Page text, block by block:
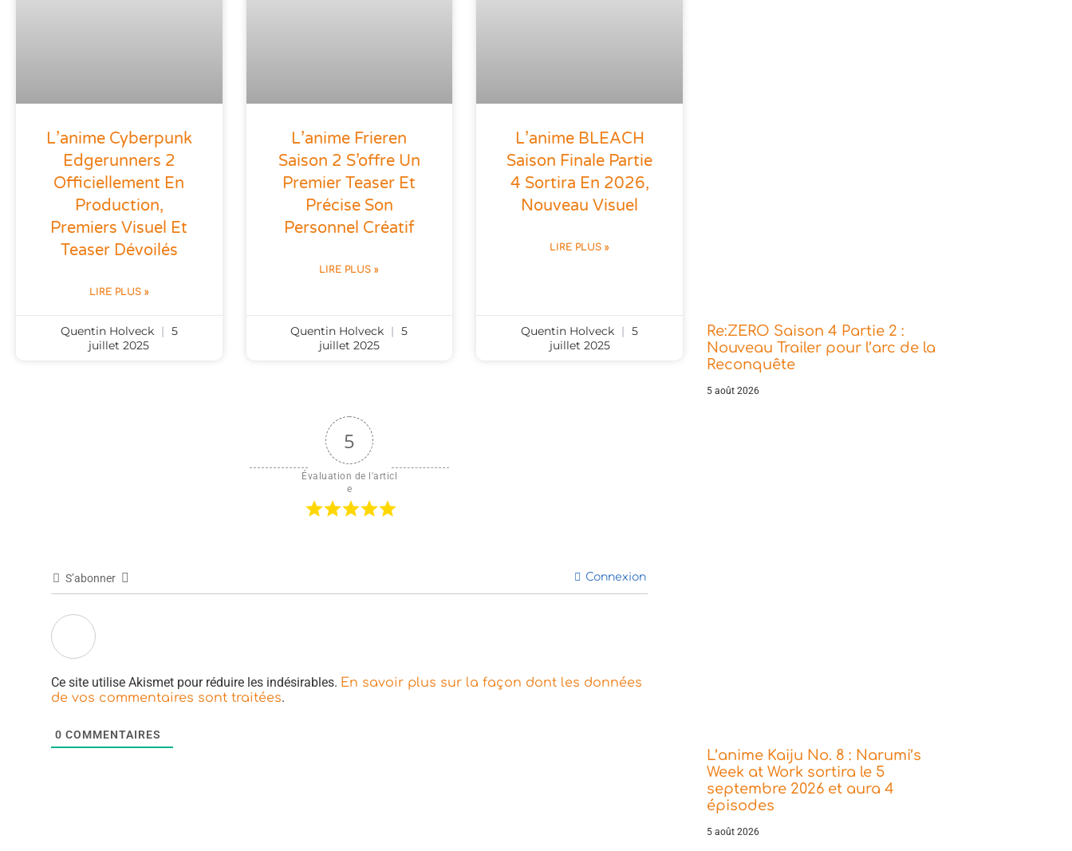
L’anime Cyberpunk
Edgerunners 2
Officiellement En
Production,
Premiers Visuel Et
Teaser Dévoilés
LIRE PLUS »
Quentin Holveck
5
juillet 2025
L’anime Frieren
Saison 2 S’offre Un
Premier Teaser Et
Précise Son
Personnel Créatif
LIRE PLUS »
Quentin Holveck
5
juillet 2025
L’anime BLEACH
Saison Finale Partie
4 Sortira En 2026,
Nouveau Visuel
LIRE PLUS »
Quentin Holveck
5
juillet 2025
5
Évaluation de l'articl
e
S’abonner Connexion
Ce site utilise Akismet pour réduire les indésirables. En savoir plus sur la façon dont les données
de vos commentaires sont traitées.
0 COMMENTAIRES
Re:ZERO Saison 4 Partie 2 :
Nouveau Trailer pour l’arc de la
Reconquête
5 août 2026
L’anime Kaiju No. 8 : Narumi’s
Week at Work sortira le 5
septembre 2026 et aura 4
épisodes
5 août 2026